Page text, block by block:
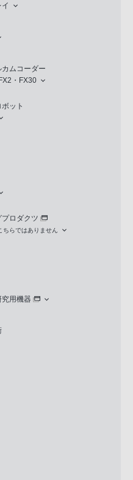
ムコーダー
・FX30
ット
ロダクツ
らではありません
用機器